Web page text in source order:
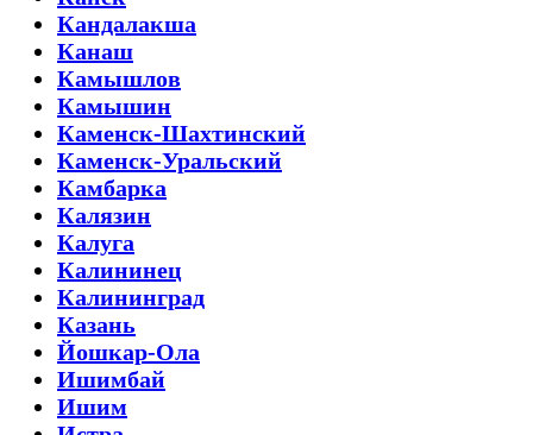
Кандалакша
Канаш
Камышлов
Камышин
Каменск-Шахтинский
Каменск-Уральский
Камбарка
Калязин
Калуга
Калининец
Калининград
Казань
Йошкар-Ола
Ишимбай
Ишим